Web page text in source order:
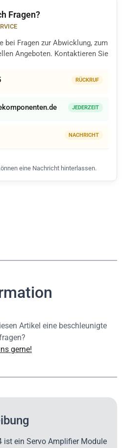
Fragen?
bei Fragen zur Abwicklung, zum
Angeboten. Kontaktieren Sie
RÜCKRUF
JEDERZEIT
NACHRICHT
eine Nachricht hinterlassen.
Artikel eine beschleunigte
gerne!
ist ein Servo Amplifier Module